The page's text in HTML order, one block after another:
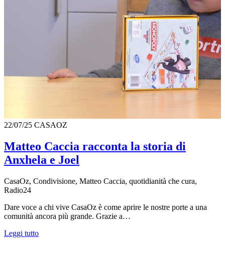
22/07/25 CASAOZ
Matteo Caccia racconta la storia di
Anxhela e Joel
CasaOz, Condivisione, Matteo Caccia, quotidianità che cura,
Radio24
Dare voce a chi vive CasaOz è come aprire le nostre porte a una
comunità ancora più grande. Grazie a…
Leggi tutto